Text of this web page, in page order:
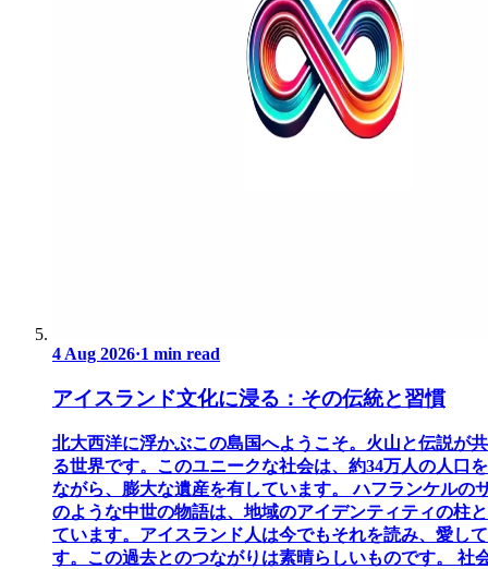
4 Aug 2026·1 min read
アイスランド文化に浸る：その伝統と習慣
北大西洋に浮かぶこの島国へようこそ。火山と伝説が
る世界です。このユニークな社会は、約34万人の人口
ながら、膨大な遺産を有しています。 ハフランケルの
のような中世の物語は、地域のアイデンティティの柱
ています。アイスランド人は今でもそれを読み、愛し
す。この過去とのつながりは素晴らしいものです。 社